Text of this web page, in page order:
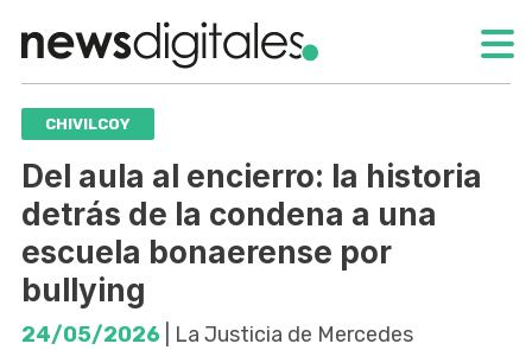
CHIVILCOY
Del aula al encierro: la historia
detrás de la condena a una
escuela bonaerense por
bullying
24/05/2026 | La Justicia de Mercedes